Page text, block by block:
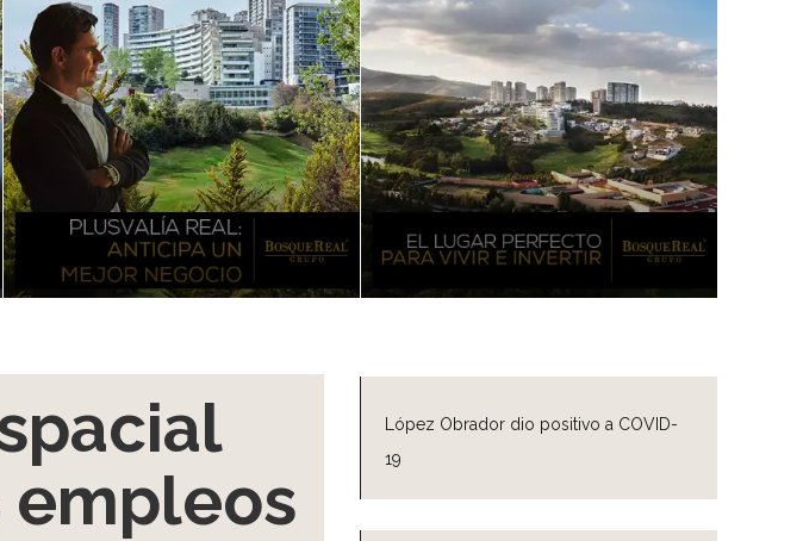
López Obrador dio positivo a COVID-
19
empleos